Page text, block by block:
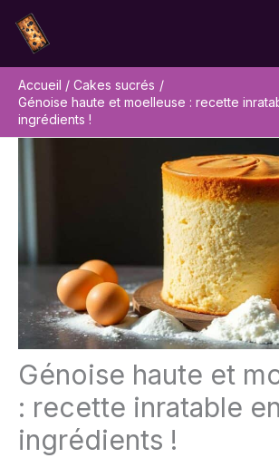
contenu
Accueil
Cakes sucrés
Génoise haute et moelleuse : recette
ingrédients !
Génoise haute et
: recette inratable
ingrédients !
Rechercher